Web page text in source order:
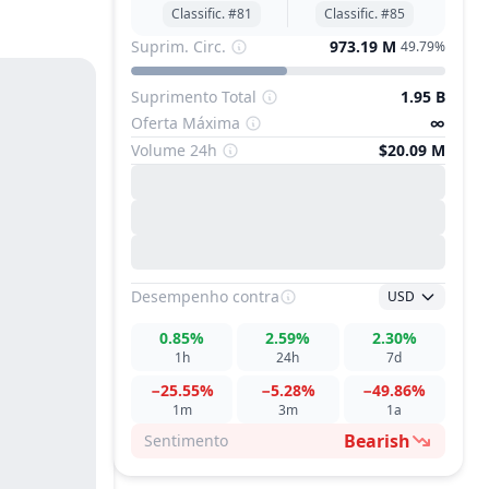
Classific. #81 Classific. #85
Suprim. Circ. 973.19 M 49.79%
Suprimento Total
1.95 B
Oferta Máxima
∞
Volume 24h
$20.09 M
Desempenho contra USD
1h
0.85%
24h
2.59%
7d
2.30%
1m
−25.55%
3m
−5.28%
1a
−49.86%
Sentimento Bearish